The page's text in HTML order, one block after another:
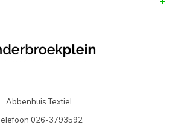
Abbenhuis Textiel.
026-3793592